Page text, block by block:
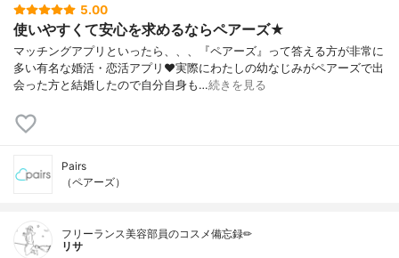
5.00
使いやすくて安心を求めるならペアーズ★
マッチングアプリといったら、、、『ペアーズ』って答える方が非常に
多い有名な婚活・恋活アプリ❤実際にわたしの幼なじみがペアーズで出
会った方と結婚したので自分自身も…続きを見る
Pairs
（ペアーズ）
フリーランス美容部員のコスメ備忘録✏︎
リサ